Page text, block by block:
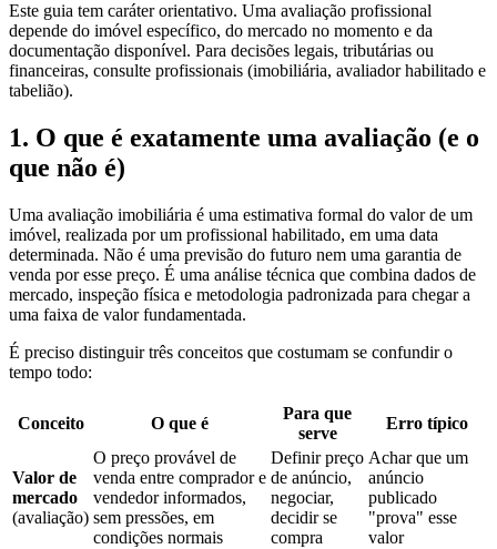
Este guia tem caráter orientativo. Uma avaliação profissional
depende do imóvel específico, do mercado no momento e da
documentação disponível. Para decisões legais, tributárias ou
financeiras, consulte profissionais (imobiliária, avaliador habilitado e
tabelião).
1. O que é exatamente uma avaliação (e o
que não é)
Uma avaliação imobiliária é uma estimativa formal do valor de um
imóvel, realizada por um profissional habilitado, em uma data
determinada. Não é uma previsão do futuro nem uma garantia de
venda por esse preço. É uma análise técnica que combina dados de
mercado, inspeção física e metodologia padronizada para chegar a
uma faixa de valor fundamentada.
É preciso distinguir três conceitos que costumam se confundir o
tempo todo:
Conceito O que é
Para que
serve
Erro típico
Valor de
mercado
(avaliação)
O preço provável de
venda entre comprador e
vendedor informados,
sem pressões, em
condições normais
Definir preço
de anúncio,
negociar,
decidir se
compra
Achar que um
anúncio
publicado
"prova" esse
valor